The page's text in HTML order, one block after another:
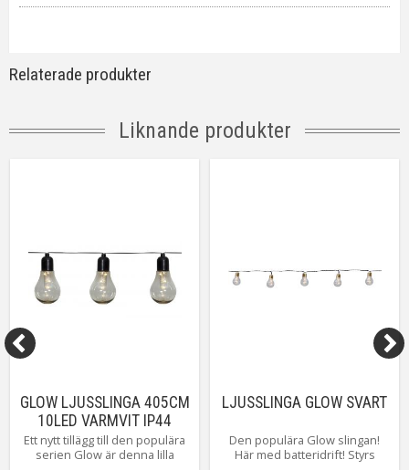
Ljusfärg
Varmvit
Batteri
Tillverkare
Star Trading AB
Relaterade produkter
Liknande produkter
GLOW LJUSSLINGA 405CM
10LED VARMVIT IP44
Ett nytt tillägg till den populära
serien Glow är denna lilla
LJUSSLINGA GLOW SVART
Den populära Glow slingan!
Här med batteridrift! Styrs